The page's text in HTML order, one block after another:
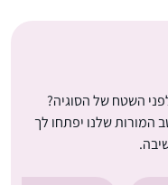
השטח של הסוגיה?
המורות שלנו יפתחו לך